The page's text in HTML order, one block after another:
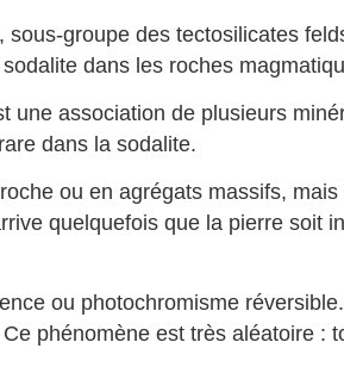
groupe des tectosilicates
dans les roches
association de plusieurs
dans la sodalite.
ou en agrégats massifs,
quelquefois que la pierre soit
ou photochromisme
phénomène est très aléatoire :